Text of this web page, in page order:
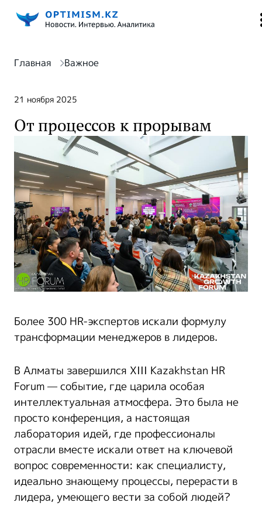
Главная Важное
21 ноября 2025
От процессов к прорывам
Более 300 HR-экспертов искали формулу
трансформации менеджеров в лидеров.
В Алматы завершился XIII Kazakhstan HR
Forum — событие, где царила особая
интеллектуальная атмосфера. Это была не
просто конференция, а настоящая
лаборатория идей, где профессионалы
отрасли вместе искали ответ на ключевой
вопрос современности: как специалисту,
идеально знающему процессы, перерасти в
лидера, умеющего вести за собой людей?